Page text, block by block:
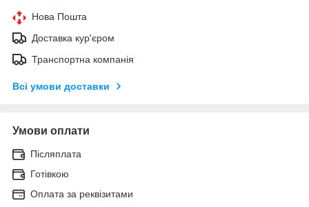
Нова Пошта
Доставка кур'єром
Транспортна компанія
Всі умови доставки
Умови оплати
Післяплата
Готівкою
Оплата за реквізитами